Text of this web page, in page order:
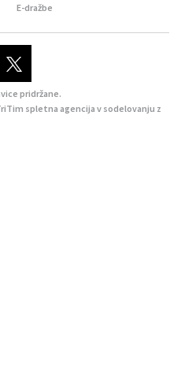
E-dražbe
pridržane.
spletna agencijav sodelovanju z